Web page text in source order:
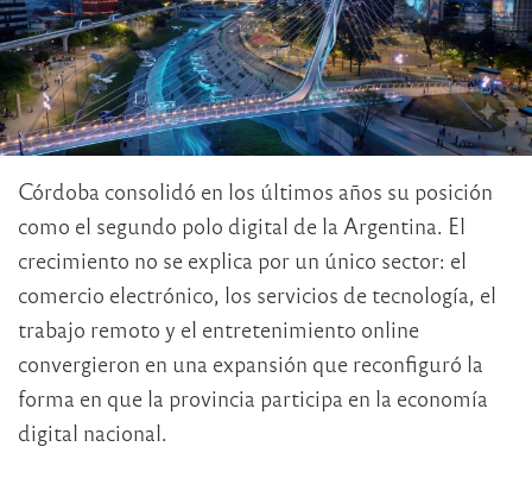
Córdoba consolidó en los últimos años su posición
como el segundo polo digital de la Argentina. El
crecimiento no se explica por un único sector: el
comercio electrónico, los servicios de tecnología, el
trabajo remoto y el entretenimiento online
convergieron en una expansión que reconfiguró la
forma en que la provincia participa en la economía
digital nacional.